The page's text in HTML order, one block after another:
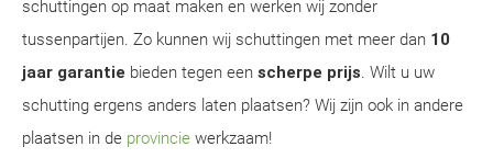
schuttingen op maat maken en werken wij zonder
tussenpartijen. Zo kunnen wij schuttingen met meer dan 10
jaar garantie bieden tegen een scherpe prijs. Wilt u uw
schutting ergens anders laten plaatsen? Wij zijn ook in andere
plaatsen in de provincie werkzaam!